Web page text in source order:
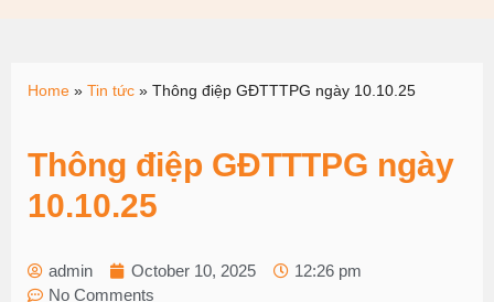
Home » Tin tức » Thông điệp GĐTTTPG ngày 10.10.25
Thông điệp GĐTTTPG ngày
10.10.25
admin October 10, 2025
12:26 pm
No Comments